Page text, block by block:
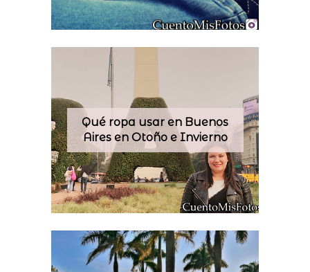
Qué ropa usar en Buenos
Aires en Otoño e Invierno